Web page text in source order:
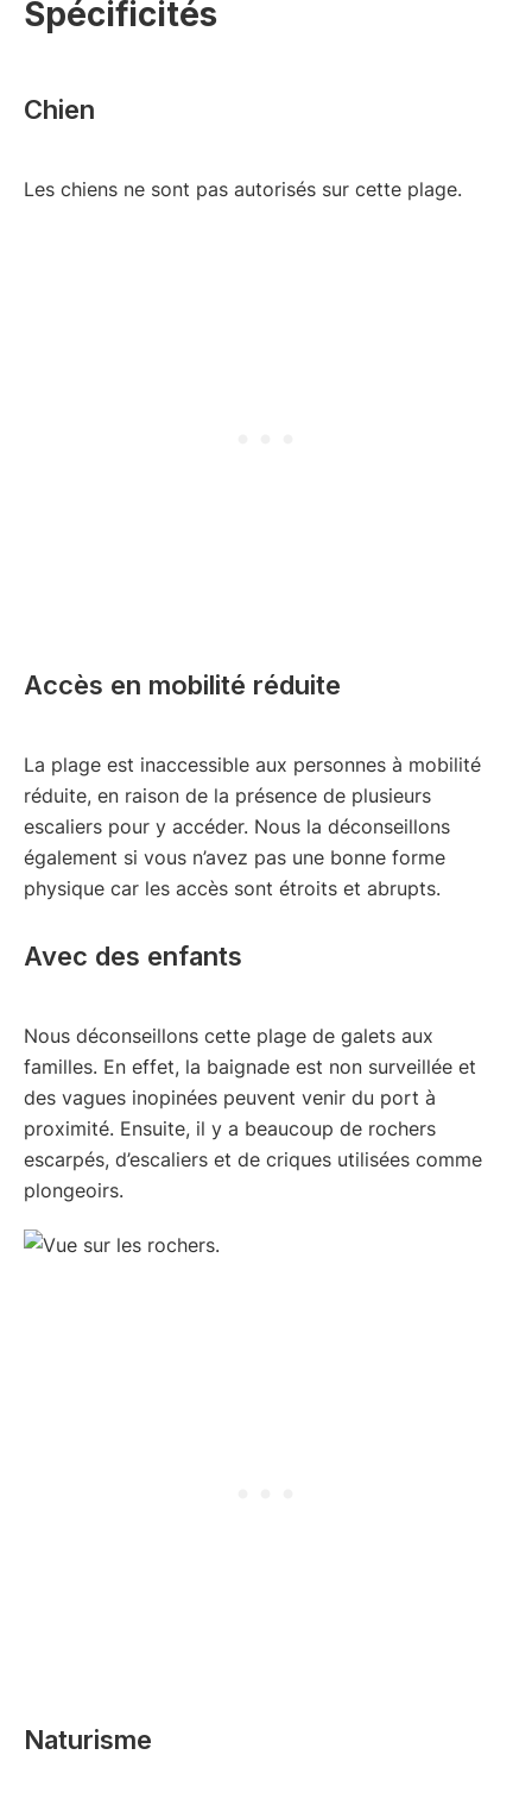
Spécificités
Chien
Les chiens ne sont pas autorisés sur cette plage.
Accès en mobilité réduite
La plage est inaccessible aux personnes à mobilité
réduite, en raison de la présence de plusieurs
escaliers pour y accéder. Nous la déconseillons
également si vous n’avez pas une bonne forme
physique car les accès sont étroits et abrupts.
Avec des enfants
Nous déconseillons cette plage de galets aux
familles. En effet, la baignade est non surveillée et
des vagues inopinées peuvent venir du port à
proximité. Ensuite, il y a beaucoup de rochers
escarpés, d’escaliers et de criques utilisées comme
plongeoirs.
Naturisme